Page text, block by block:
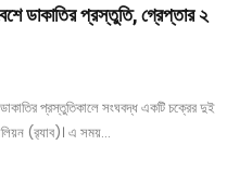
ডাকাতির প্রস্তুতি, গ্রেপ্তার ২
প্রস্তুতিকালে সংঘবদ্ধ একটি চক্রের দুই
(র‍্যাব)। এ সময়…